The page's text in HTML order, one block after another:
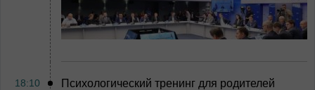
18:10
Психологический тренинг для родителей